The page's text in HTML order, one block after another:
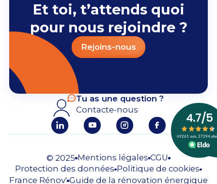
Et toi, t’attends quoi
pour nous rejoindre ?
Rejoins-nous
Tu as une question ?
Contacte-nous
© 2025 Mentions légales CGU
Protection des données Politique de cookies
France Rénov' Guide de la rénovation énergique